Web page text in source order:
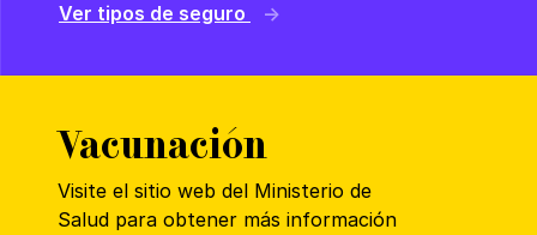
Ver tipos de seguro
Vacunación
Visite el sitio web del Ministerio de
Salud para obtener más información